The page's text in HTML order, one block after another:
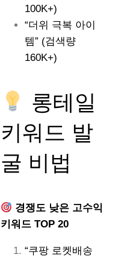
100K+)
“더위 극복 아이
템” (검색량
160K+)
롱테일
키워드 발
굴 비법
경쟁도 낮은 고수익
키워드 TOP 20
“쿠팡 로켓배송